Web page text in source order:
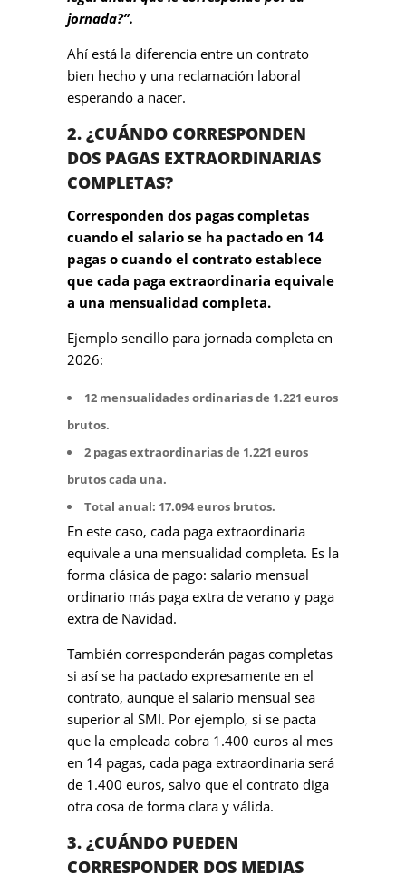
jornada?”.
Ahí está la diferencia entre un contrato
bien hecho y una reclamación laboral
esperando a nacer.
2. ¿CUÁNDO CORRESPONDEN
DOS PAGAS EXTRAORDINARIAS
COMPLETAS?
Corresponden dos pagas completas
cuando el salario se ha pactado en 14
pagas o cuando el contrato establece
que cada paga extraordinaria equivale
a una mensualidad completa.
Ejemplo sencillo para jornada completa en
2026:
12 mensualidades ordinarias de 1.221 euros
brutos.
2 pagas extraordinarias de 1.221 euros
brutos cada una.
Total anual: 17.094 euros brutos.
En este caso, cada paga extraordinaria
equivale a una mensualidad completa. Es la
forma clásica de pago: salario mensual
ordinario más paga extra de verano y paga
extra de Navidad.
También corresponderán pagas completas
si así se ha pactado expresamente en el
contrato, aunque el salario mensual sea
superior al SMI. Por ejemplo, si se pacta
que la empleada cobra 1.400 euros al mes
en 14 pagas, cada paga extraordinaria será
de 1.400 euros, salvo que el contrato diga
otra cosa de forma clara y válida.
3. ¿CUÁNDO PUEDEN
CORRESPONDER DOS MEDIAS